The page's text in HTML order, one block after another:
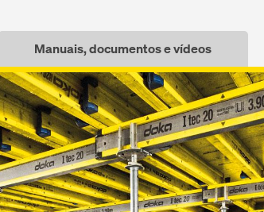
Manuais, documentos e vídeos